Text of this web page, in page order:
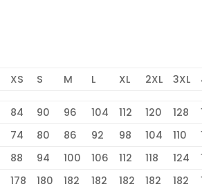
XS S M L XL 2XL 3XL
84 90 96 104 112 120 128
74 80 86 92 98 104 110
88 94 100 106 112 118 124
178 180 182 182 182 182 182